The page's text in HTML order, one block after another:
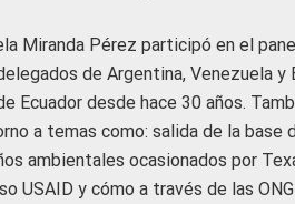
Miranda Pérez participó en el
de Argentina, Venezuela
Ecuador desde hace 30 años.
a temas como: salida de la
ambientales ocasionados por
USAID y cómo a través de las